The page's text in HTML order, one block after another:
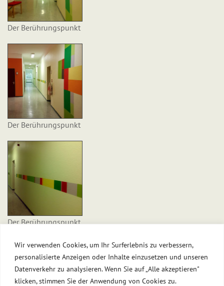
Wir verwenden Cookies, um Ihr Surferlebnis zu verbessern,
personalisierte Anzeigen oder Inhalte einzusetzen und unseren
Datenverkehr zu analysieren. Wenn Sie auf „Alle akzeptieren"
klicken, stimmen Sie der Anwendung von Cookies zu.
Der Berührungspunkt
Der Berührungspunkt
Der Berührungspunkt
Feuervogel